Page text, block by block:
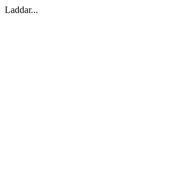
Laddar...